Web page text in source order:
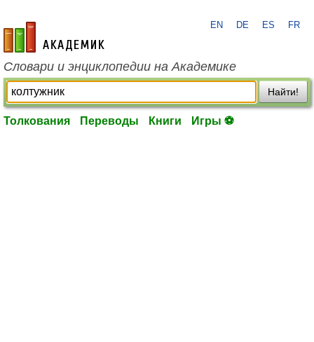
academic.ru
EN DE ES FR
Словари и энциклопедии на Академике
Найти!
Толкования Переводы Книги Игры ⚽